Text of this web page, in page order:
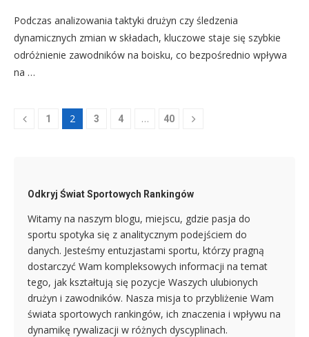
Podczas analizowania taktyki drużyn czy śledzenia
dynamicznych zmian w składach, kluczowe staje się szybkie
odróżnienie zawodników na boisku, co bezpośrednio wpływa
na …
1 2 3 4 … 40
Odkryj Świat Sportowych Rankingów
Witamy na naszym blogu, miejscu, gdzie pasja do
sportu spotyka się z analitycznym podejściem do
danych. Jesteśmy entuzjastami sportu, którzy pragną
dostarczyć Wam kompleksowych informacji na temat
tego, jak kształtują się pozycje Waszych ulubionych
drużyn i zawodników. Nasza misja to przybliżenie Wam
świata sportowych rankingów, ich znaczenia i wpływu na
dynamikę rywalizacji w różnych dyscyplinach.